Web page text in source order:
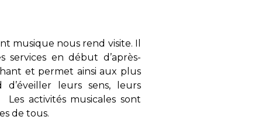
musique nous rend visite. Il
services en début d’après-
et permet ainsi aux plus
leurs sens, leurs
activités musicales sont
de tous.